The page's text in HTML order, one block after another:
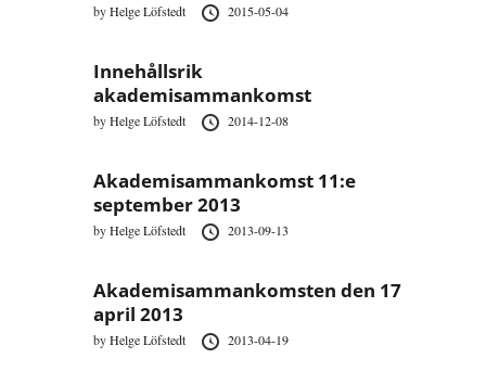
byHelge Löfstedt 2015-05-04
Innehållsrik
akademisammankomst
byHelge Löfstedt 2014-12-08
Akademisammankomst 11:e
september 2013
byHelge Löfstedt 2013-09-13
Akademisammankomsten den 17
april 2013
byHelge Löfstedt 2013-04-19